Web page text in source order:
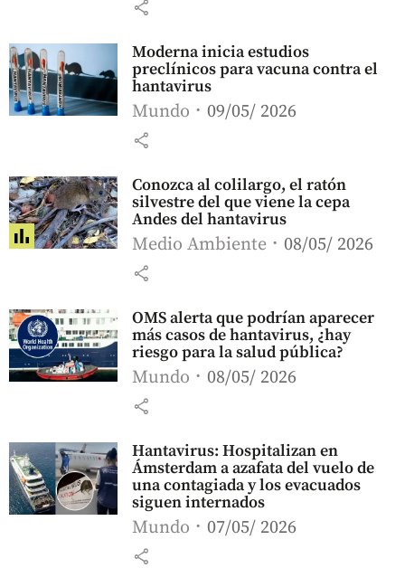
share
Moderna inicia estudios
preclínicos para vacuna contra el
hantavirus
Mundo 09/05/ 2026
share
Conozca al colilargo, el ratón
silvestre del que viene la cepa
Andes del hantavirus
Medio Ambiente 08/05/ 2026
share
OMS alerta que podrían aparecer
más casos de hantavirus, ¿hay
riesgo para la salud pública?
Mundo 08/05/ 2026
share
Hantavirus: Hospitalizan en
Ámsterdam a azafata del vuelo de
una contagiada y los evacuados
siguen internados
Mundo 07/05/ 2026
share